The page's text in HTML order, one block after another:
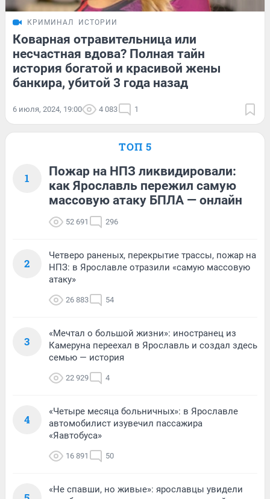
КРИМИНАЛ ИСТОРИИ
Коварная отравительница или
несчастная вдова? Полная тайн
история богатой и красивой жены
банкира, убитой 3 года назад
6 июля, 2024, 19:00 4 083 1
ТОП 5
1
Пожар на НПЗ ликвидировали:
как Ярославль пережил самую
массовую атаку БПЛА — онлайн
52 691 296
2
Четверо раненых, перекрытие трассы, пожар на
НПЗ: в Ярославле отразили «самую массовую
атаку»
26 883 54
3
«Мечтал о большой жизни»: иностранец из
Камеруна переехал в Ярославль и создал здесь
семью — история
22 929 4
4
«Четыре месяца больничных»: в Ярославле
автомобилист изувечил пассажира
«Яавтобуса»
16 891 50
«Не спавши, но живые»: ярославцы увидели